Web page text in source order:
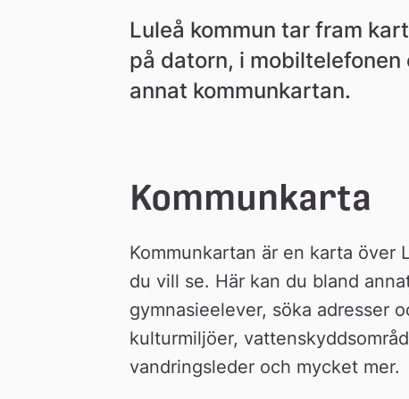
Luleå kommun tar fram
på datorn, i
annat kommunkartan.
Kommunkarta
Kommunkartan är en karta över
du vill se. Här kan du bland
gymnasieelever, söka adresser
kulturmiljöer,
vandringsleder och mycket mer.